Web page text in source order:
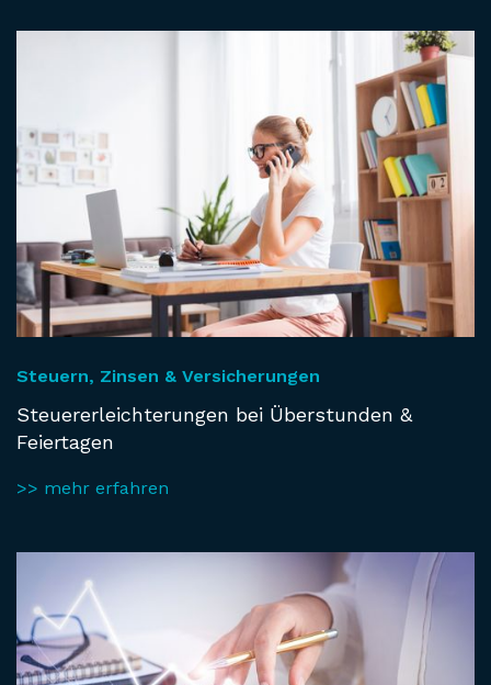
Steuern, Zinsen & Versicherungen
Steuererleichterungen bei Überstunden &
Feiertagen
>> mehr erfahren